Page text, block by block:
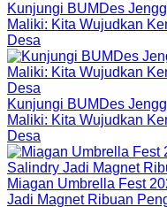
Kunjungi BUMDes
Maliki: Kita Wujudkan
Desa
Kunjungi BUMDes
Maliki: Kita Wujudkan
Desa
Miagan Umbrella Fest
Jadi Magnet Ribuan